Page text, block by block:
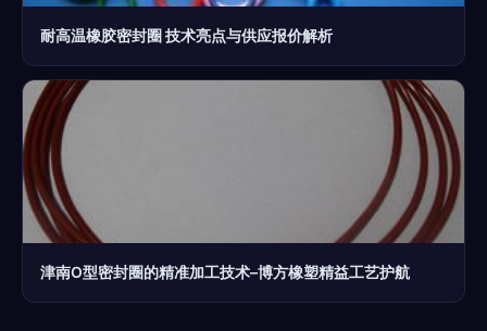
耐高温橡胶密封圈 技术亮点与供应报价解析
津南O型密封圈的精准加工技术–博方橡塑精益工艺护航